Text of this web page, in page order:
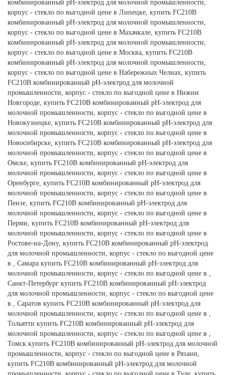
комбинированный рН-электрод для молочной промышленности,
корпус - стекло по выгодной цене в Липецке, купить FC210B
комбинированный рН-электрод для молочной промышленности,
корпус - стекло по выгодной цене в Махачкале, купить FC210B
комбинированный рН-электрод для молочной промышленности,
корпус - стекло по выгодной цене в Москва, купить FC210B
комбинированный рН-электрод для молочной промышленности,
корпус - стекло по выгодной цене в Набережных Челнах, купить
FC210B комбинированный рН-электрод для молочной
промышленности, корпус - стекло по выгодной цене в Нижни
Новгороде, купить FC210B комбинированный рН-электрод для
молочной промышленности, корпус - стекло по выгодной цене в
Новокузнецке, купить FC210B комбинированный рН-электрод для
молочной промышленности, корпус - стекло по выгодной цене в
Новосибирске, купить FC210B комбинированный рН-электрод для
молочной промышленности, корпус - стекло по выгодной цене в
Омске, купить FC210B комбинированный рН-электрод для
молочной промышленности, корпус - стекло по выгодной цене в
Оренбурге, купить FC210B комбинированный рН-электрод для
молочной промышленности, корпус - стекло по выгодной цене в
Пензе, купить FC210B комбинированный рН-электрод для
молочной промышленности, корпус - стекло по выгодной цене в
Перми, купить FC210B комбинированный рН-электрод для
молочной промышленности, корпус - стекло по выгодной цене в
Ростове-на-Дону, купить FC210B комбинированный рН-электрод
для молочной промышленности, корпус - стекло по выгодной цене
в , Самара купить FC210B комбинированный рН-электрод для
молочной промышленности, корпус - стекло по выгодной цене в ,
Санкт-Петербург купить FC210B комбинированный рН-электрод
для молочной промышленности, корпус - стекло по выгодной цене
в , Саратов купить FC210B комбинированный рН-электрод для
молочной промышленности, корпус - стекло по выгодной цене в ,
Тольятти купить FC210B комбинированный рН-электрод для
молочной промышленности, корпус - стекло по выгодной цене в ,
Томск купить FC210B комбинированный рН-электрод для молочной
промышленности, корпус - стекло по выгодной цене в Рязани,
купить FC210B комбинированный рН-электрод для молочной